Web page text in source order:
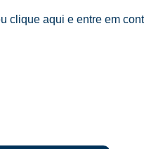
clique aqui e entre em